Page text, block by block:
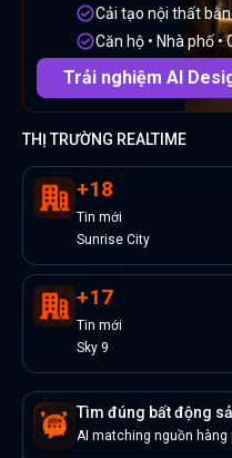
Cải tạo nội thất
Căn hộ • Nhà phố
Trải nghiệm AI
THỊ TRƯỜNG REALTIME
+18
Tin mới
Sunrise City
+17
Tin mới
Sky 9
Tìm đúng bất động
AI matching nguồn hàng